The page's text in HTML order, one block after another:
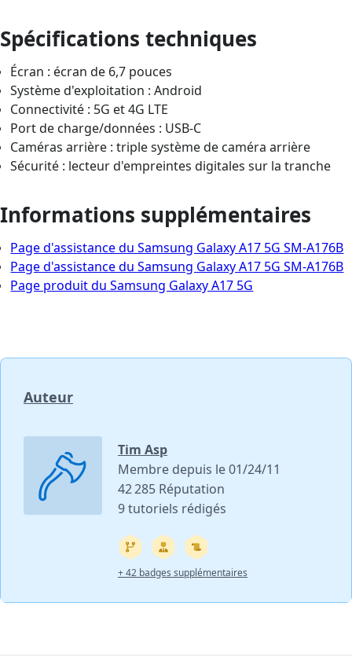
Spécifications techniques
Écran : écran de 6,7 pouces
Système d'exploitation : Android
Connectivité : 5G et 4G LTE
Port de charge/données : USB-C
Caméras arrière : triple système de caméra arrière
Sécurité : lecteur d'empreintes digitales sur la tranche
Informations supplémentaires
Page d'assistance du Samsung Galaxy A17 5G SM-A176B
Page d'assistance du Samsung Galaxy A17 5G SM-A176B
Page produit du Samsung Galaxy A17 5G
Auteur
Tim Asp
Membre depuis le 01/24/11
42 285 Réputation
9 tutoriels rédigés
+ 42 badges supplémentaires